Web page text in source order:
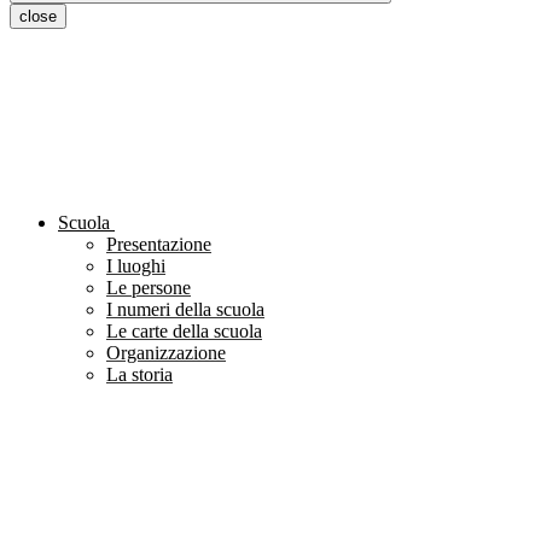
close
Scuola
Presentazione
I luoghi
Le persone
I numeri della scuola
Le carte della scuola
Organizzazione
La storia